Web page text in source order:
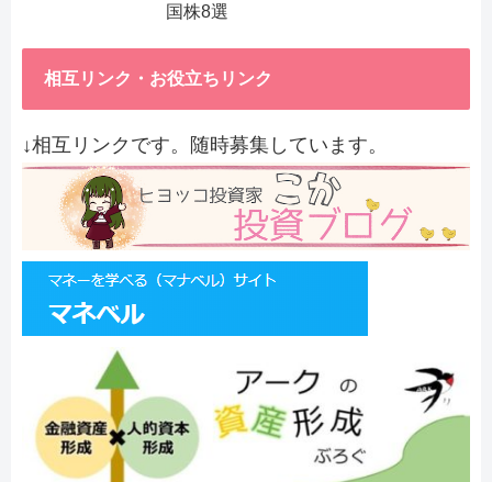
国株8選
相互リンク・お役立ちリンク
↓相互リンクです。随時募集しています。